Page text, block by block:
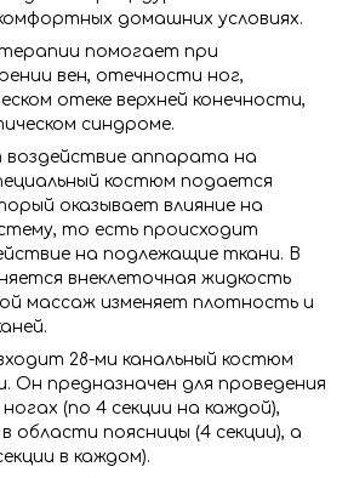
домашних условиях.
помогает при
вен, отечности ног,
отеке верхней конечности,
синдроме.
воздействие аппарата на
костюм подается
оказывает влияние на
то есть происходит
на подлежащие ткани. В
внеклеточная жидкость
массаж изменяет плотность и
28-ми канальный костюм
Он предназначен для проведения
(по 4 секции на каждой),
в области поясницы (4 секции), а
в каждом).